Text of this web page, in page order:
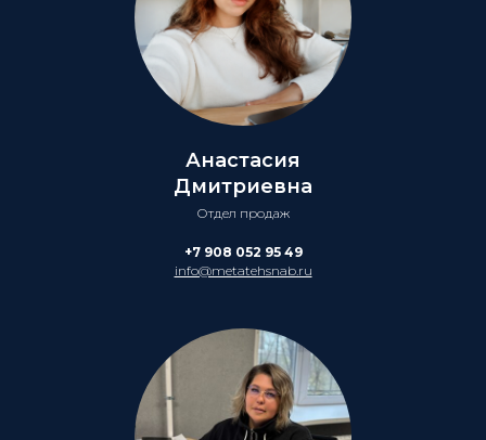
Анастасия
Дмитриевна
Отдел продаж
+7 908 052 95 49
info@metatehsnab.ru